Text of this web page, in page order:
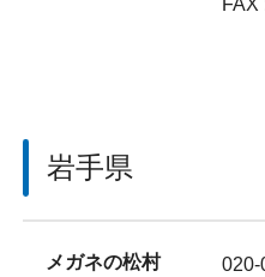
FAX
岩手県
メガネの松村
020-